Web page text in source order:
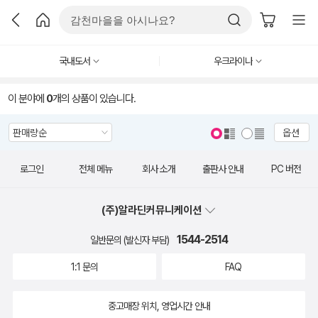
국내도서 우크라이나
이 분야에 0개의 상품이 있습니다.
옵션
로그인 전체 메뉴 회사 소개 출판사 안내 PC 버전
(주)알라딘커뮤니케이션
일반문의 (발신자 부담) 1544-2514
1:1 문의 FAQ
중고매장 위치, 영업시간 안내